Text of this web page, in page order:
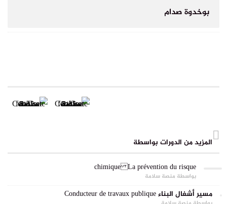
بوخدوة صدام
المزيد من الدورات بواسطة
La prévention du risque chimique
بواسطة منصة سلامة
مسير أشغال البناء Conducteur de travaux publique